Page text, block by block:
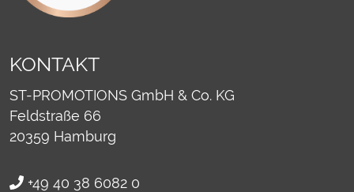
KONTAKT
ST-PROMOTIONS GmbH & Co. KG
Feldstraße 66
20359 Hamburg
+49 40 38 6082 0